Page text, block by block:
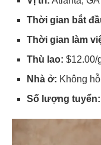
Thời gian bắt
Thời gian làm
Thù lao: $12.00/
Nhà ở: Không
Số lượng tuyển: